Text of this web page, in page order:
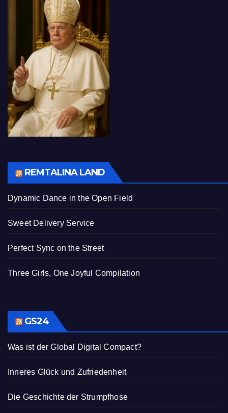
REMTALINA LAND
Dynamic Dance in the Open Field
Sweet Delivery Service
Perfect Sync on the Street
Three Girls, One Joyful Compilation
GS24
Was ist der Global Digital Compact?
Inneres Glück und Zufriedenheit
Die Geschichte der Strumpfhose